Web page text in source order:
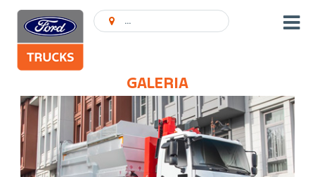
Encontrar concessionário
GALERIA